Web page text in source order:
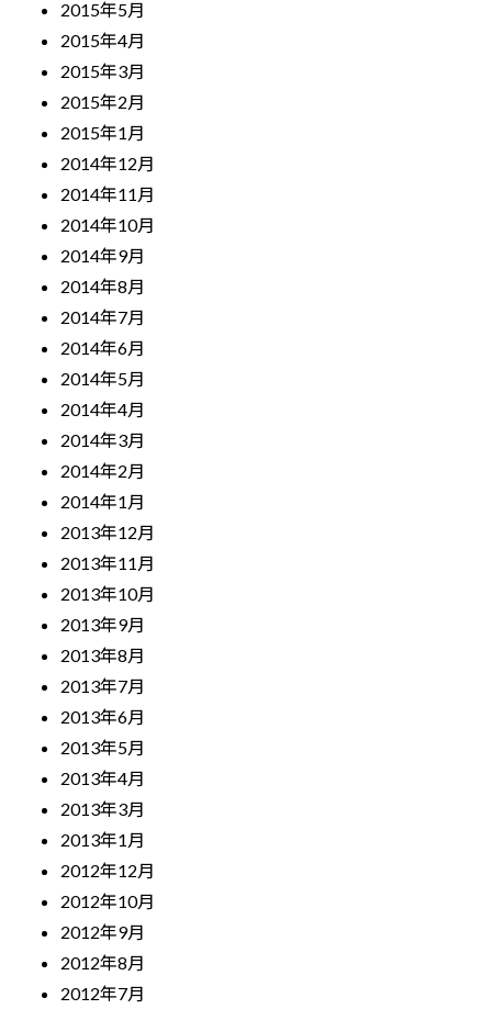
2015年5月
2015年4月
2015年3月
2015年2月
2015年1月
2014年12月
2014年11月
2014年10月
2014年9月
2014年8月
2014年7月
2014年6月
2014年5月
2014年4月
2014年3月
2014年2月
2014年1月
2013年12月
2013年11月
2013年10月
2013年9月
2013年8月
2013年7月
2013年6月
2013年5月
2013年4月
2013年3月
2013年1月
2012年12月
2012年10月
2012年9月
2012年8月
2012年7月